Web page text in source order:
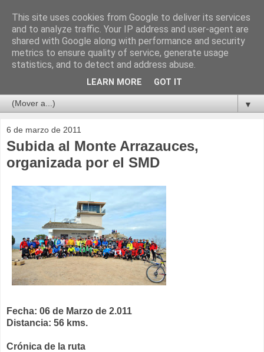
▼
6 de marzo de 2011
Subida al Monte Arrazauces,
organizada por el SMD
Fecha: 06 de Marzo de 2.011
Distancia: 56 kms.
Crónica de la ruta
This site uses cookies from Google to deliver its services
and to analyze traffic. Your IP address and user-agent are
shared with Google along with performance and security
metrics to ensure quality of service, generate usage
statistics, and to detect and address abuse.
LEARN MORE GOT IT